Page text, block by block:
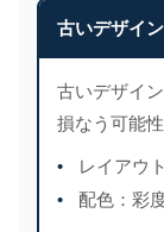
古いデザイン
古いデザイ
損なう可能
レイアウ
配色：彩